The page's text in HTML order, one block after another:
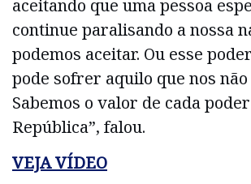
aceitando que uma pessoa
continue paralisando a nossa
podemos aceitar. Ou esse
pode sofrer aquilo que nos
Sabemos o valor de cada
República”, falou.
VEJA VÍDEO